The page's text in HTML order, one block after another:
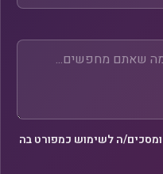
ומסכים/ה לשימוש כמפורט בה